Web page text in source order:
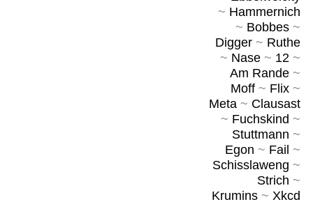
~ Hammernich
~ Bobbes~
Digger~ Ruthe
~ Nase~ 12~
Am Rande~
Moff~ Flix~
Meta~ Clausast
~ Fuchskind ~
Stuttmann ~
Egon ~ Fail ~
Schisslaweng ~
Strich ~
Krumins~ Xkcd